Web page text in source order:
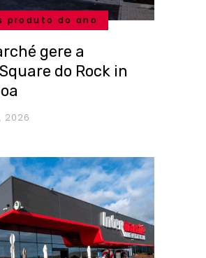
produto do ano
gere a
do Rock in
2026